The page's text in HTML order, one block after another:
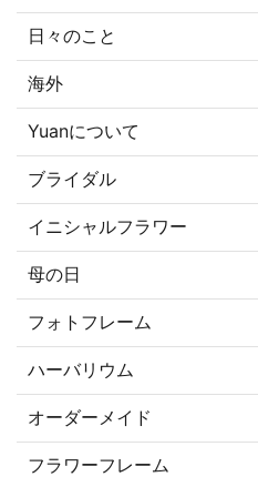
日々のこと
海外
Yuanについて
ブライダル
イニシャルフラワー
母の日
フォトフレーム
ハーバリウム
オーダーメイド
フラワーフレーム